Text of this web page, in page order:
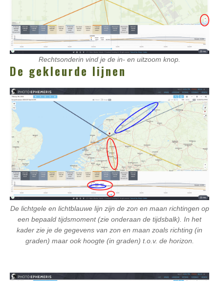
Rechtsonderin vind je de in- en uitzoom knop.
De gekleurde lijnen
De lichtgele en lichtblauwe lijn zijn de zon en maan richtingen op
een bepaald tijdsmoment (zie onderaan de tijdsbalk). In het
kader zie je de gegevens van zon en maan zoals richting (in
graden) maar ook hoogte (in graden) t.o.v. de horizon.